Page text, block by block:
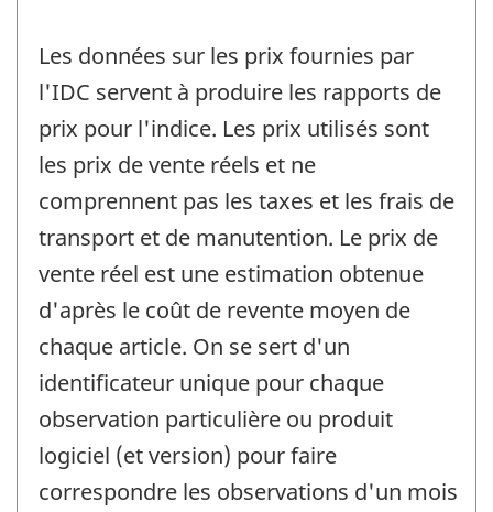
Les données sur les prix fournies par
l'IDC servent à produire les rapports de
prix pour l'indice. Les prix utilisés sont
les prix de vente réels et ne
comprennent pas les taxes et les frais de
transport et de manutention. Le prix de
vente réel est une estimation obtenue
d'après le coût de revente moyen de
chaque article. On se sert d'un
identificateur unique pour chaque
observation particulière ou produit
logiciel (et version) pour faire
correspondre les observations d'un mois